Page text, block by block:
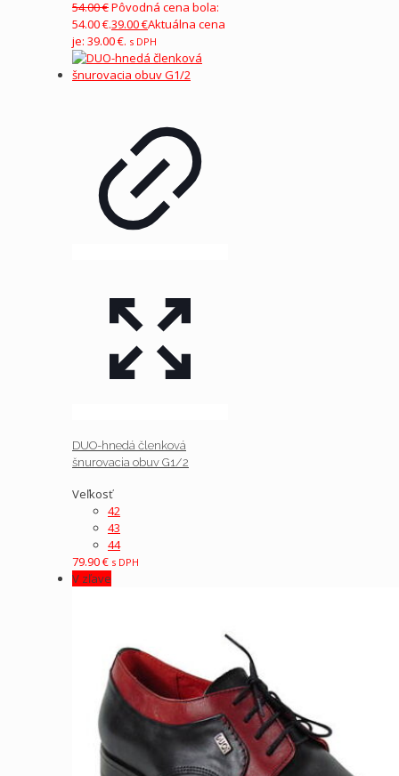
54.00€Pôvodná cena bola:
54.00 €.39.00€Aktuálna cena
je: 39.00 €. s DPH
DUO-hnedá členková
šnurovacia obuv G1/2
Veľkosť
42
43
44
79.90€ s DPH
V zľave